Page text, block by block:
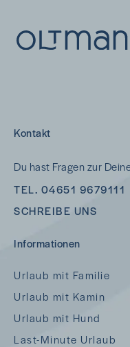
Kontakt
Du hast Fragen zur
TEL. 04651 9679111
SCHREIBE UNS
Informationen
Urlaub mit Familie
Urlaub mit Kamin
Urlaub mit Hund
Last-Minute Urlaub